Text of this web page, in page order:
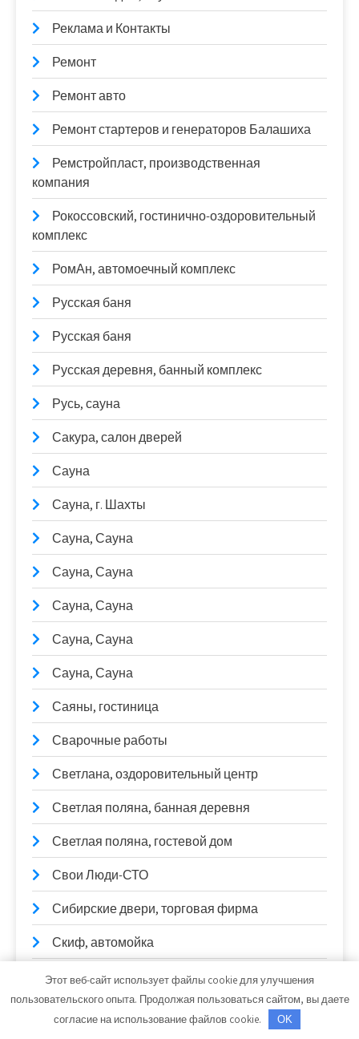
Реклама и Контакты
Ремонт
Ремонт авто
Ремонт стартеров и генераторов Балашиха
Ремстройпласт, производственная
компания
Рокоссовский, гостинично-оздоровительный
комплекс
РомАн, автомоечный комплекс
Русская баня
Русская баня
Русская деревня, банный комплекс
Русь, сауна
Сакура, салон дверей
Сауна
Сауна, г. Шахты
Сауна, Сауна
Сауна, Сауна
Сауна, Сауна
Сауна, Сауна
Сауна, Сауна
Саяны, гостиница
Сварочные работы
Светлана, оздоровительный центр
Светлая поляна, банная деревня
Светлая поляна, гостевой дом
Свои Люди-СТО
Сибирские двери, торговая фирма
Скиф, автомойка
Скиф, автомойка
Скиф, автомойка
Этот веб-сайт использует файлы cookie для улучшения
пользовательского опыта. Продолжая пользоваться сайтом, вы даете
согласие на использование файлов cookie.
OK